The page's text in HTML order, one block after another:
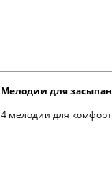
Мелодии для
4 мелодии для